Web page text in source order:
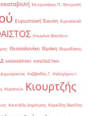
Επιτροπάκης Π. Επιτροπή
Ευρωπαϊκή Ένωση Ευρωπαϊκό
Ηνωμένο Βασίλειο
Θεσσαλονίκη Θράκη Θωμαδάκης
ΚΑΘΗΜΕΡΙΝΗ ΚΑΝΟΝΙΣΤΙΚΗ
Καββαθάς Γ. Καλογήρου Ι.
Κερατσίνι
Κιουρτζής
Κονταξής Δημήτρης Κορκίδης Βασίλης